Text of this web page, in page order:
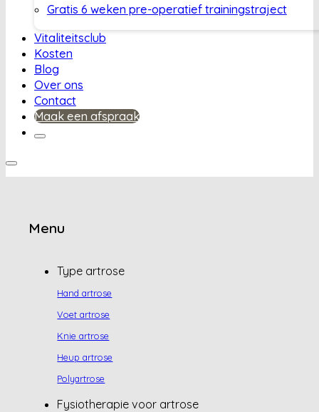
Gratis 6 weken pre-operatief trainingstraject
Vitaliteitsclub
Kosten
Blog
Over ons
Contact
Maak een afspraak
Menu
Type artrose
Hand artrose
Voet artrose
Knie artrose
Heup artrose
Polyartrose
Fysiotherapie voor artrose